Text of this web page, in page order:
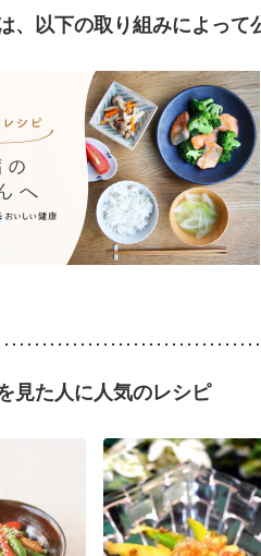
、以下の取り組みによって
見た人に人気のレシピ